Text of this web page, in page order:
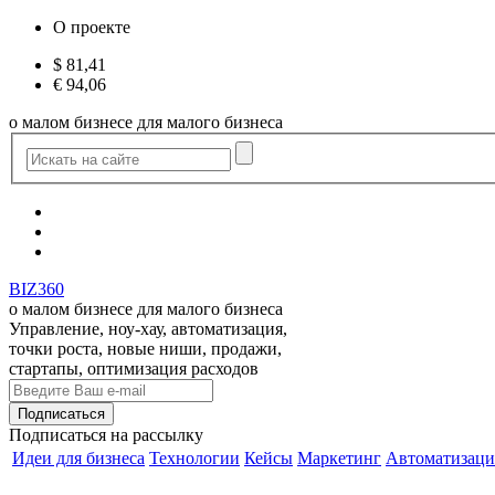
О проекте
$ 81,41
€ 94,06
о малом бизнесе для малого бизнеса
BIZ360
о малом бизнесе для малого бизнеса
Управление, ноу-хау, автоматизация,
точки роста, новые ниши, продажи,
стартапы, оптимизация расходов
Подписаться на рассылку
Идеи для бизнеса Технологии Кейсы Маркетинг